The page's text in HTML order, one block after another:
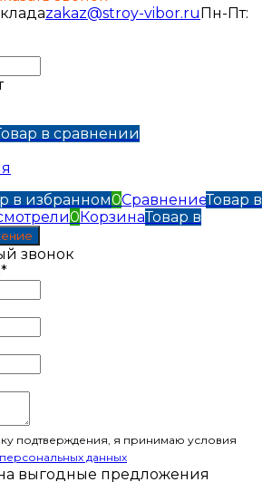
zakaz@stroy-vibor.ru Пн-Пт:
в сравнении
в избранном0СравнениеТовар в
0 КорзинаТовар в
звонок
подтверждения, я принимаю условия
данных
выгодные предложения